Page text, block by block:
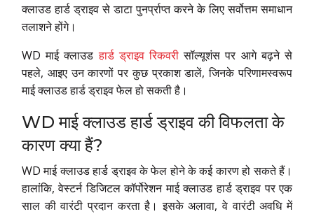
क्लाउड हार्ड ड्राइव से डाटा पुनर्प्राप्त करने के लिए सर्वोत्तम समाधान
तलाशने होंगे।
WD माई क्लाउडहार्ड ड्राइव रिकवरी सॉल्यूशंस पर आगे बढ़ने से
पहले, आइए उन कारणों पर कुछ प्रकाश डालें, जिनके परिणामस्वरूप
माई क्लाउड हार्ड ड्राइव फेल हो सकती है।
WD माई क्लाउड हार्ड ड्राइव की विफलता के
कारण क्या हैं?
WD माई क्लाउड हार्ड ड्राइव के फेल होने के कई कारण हो सकते हैं।
हालांकि, वेस्टर्न डिजिटल कॉर्पोरेशन माई क्लाउड हार्ड ड्राइव पर एक
साल की वारंटी प्रदान करता है। इसके अलावा, वे वारंटी अवधि में